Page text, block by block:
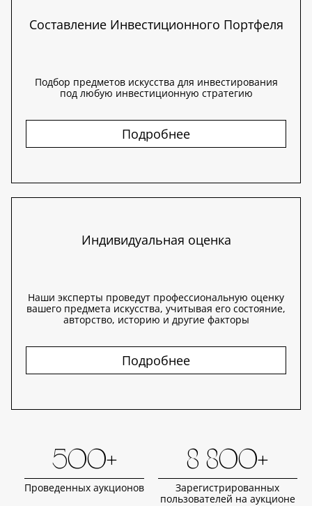
Составление Инвестиционного Портфеля
Подбор предметов искусства для инвестирования
под любую инвестиционную стратегию
Подробнее
Индивидуальная оценка
Наши эксперты проведут профессиональную оценку
вашего предмета искусства, учитывая его состояние,
авторство, историю и другие факторы
Подробнее
500+
Проведенных аукционов
8 800+
Зарегистрированных
пользователей на аукционе